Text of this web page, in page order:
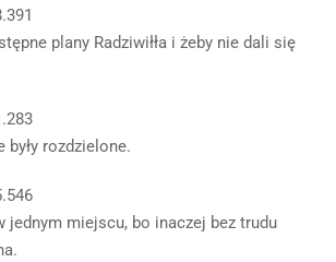
plany Radziwiłła i żeby nie dali się
rozdzielone.
jednym miejscu, bo inaczej bez trudu